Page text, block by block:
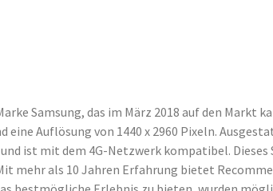
Samsung, das im März 2018 auf den Markt
eine Auflösung von 1440 x 2960 Pixeln.
ist mit dem 4G-Netzwerk kompatibel.
mehr als 10 Jahren Erfahrung bietet